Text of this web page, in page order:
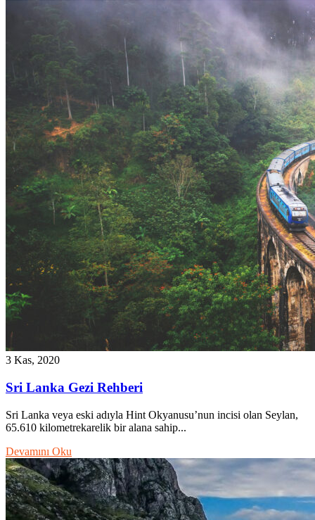
3 Kas, 2020
Sri Lanka Gezi Rehberi
Sri Lanka veya eski adıyla Hint Okyanusu’nun incisi olan Seylan,
65.610 kilometrekarelik bir alana sahip...
Devamını Oku